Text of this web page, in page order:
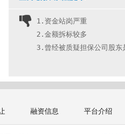
1.资金站岗严重
2.金额拆标较多
融资信息 平台介绍